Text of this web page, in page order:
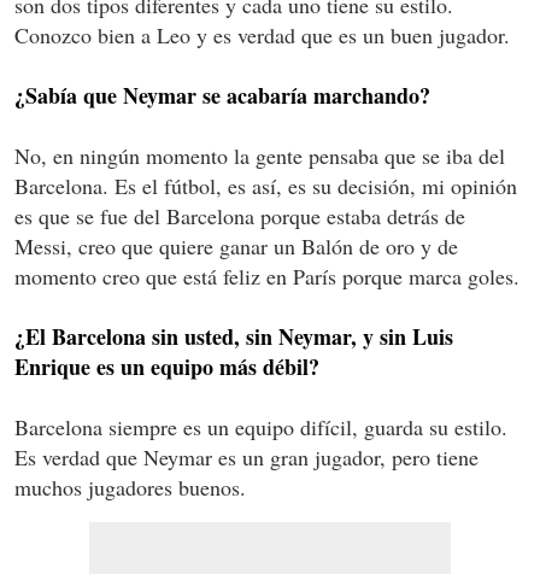
Conozco bien a Leo y es verdad que es un buen jugador.
¿Sabía que Neymar se acabaría marchando?
No, en ningún momento la gente pensaba que se iba del
Barcelona. Es el fútbol, es así, es su decisión, mi opinión
es que se fue del Barcelona porque estaba detrás de
Messi, creo que quiere ganar un Balón de oro y de
momento creo que está feliz en París porque marca goles.
¿El Barcelona sin usted, sin Neymar, y sin Luis
Enrique es un equipo más débil?
Barcelona siempre es un equipo difícil, guarda su estilo.
Es verdad que Neymar es un gran jugador, pero tiene
muchos jugadores buenos.